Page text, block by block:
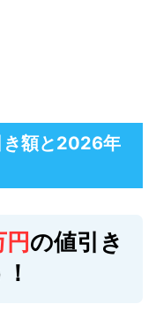
き額と2026年
の値引き